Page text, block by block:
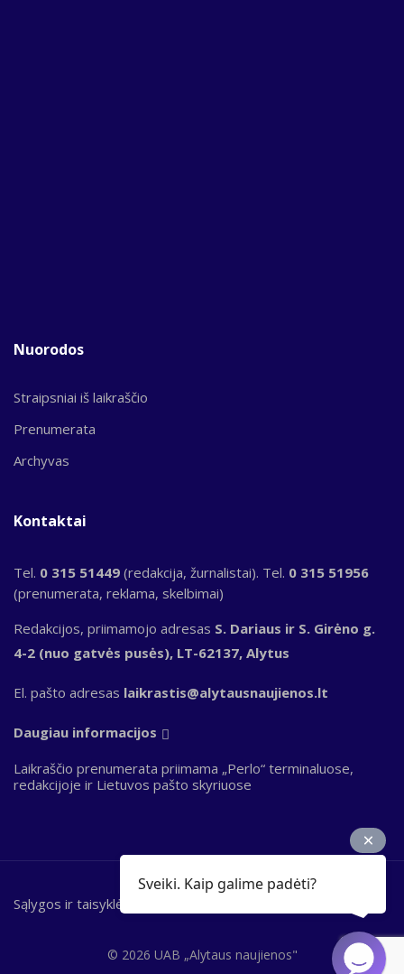
Nuorodos
Straipsniai iš laikraščio
Prenumerata
Archyvas
Kontaktai
Tel. 0 315 51449 (redakcija, žurnalistai). Tel. 0 315 51956
(prenumerata, reklama, skelbimai)
Redakcijos, priimamojo adresas S. Dariaus ir S. Girėno g.
4-2 (nuo gatvės pusės), LT-62137, Alytus
El. pašto adresas laikrastis@alytausnaujienos.lt
Daugiau informacijos
Laikraščio prenumerata priimama „Perlo“ terminaluose,
redakcijoje ir Lietuvos pašto skyriuose
© 2026 UAB „Alytaus naujienos"
Bottom
Sąlygos ir taisyklės
Sveiki. Kaip galime padėti?